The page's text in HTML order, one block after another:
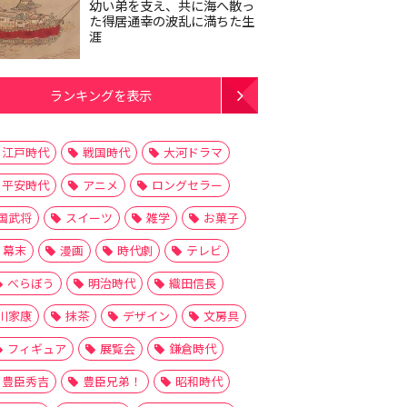
幼い弟を支え、共に海へ散っ
た得居通幸の波乱に満ちた生
涯
ランキングを表示
江戸時代 戦国時代
大河ドラマ
平安時代
アニメ
ロングセラー
武将
スイーツ 雑学
お菓子
幕末
漫画 時代劇
テレビ
べらぼう
明治時代
織田信長
家康
抹茶 デザイン
文房具
フィギュア
展覧会
鎌倉時代
豊臣秀吉
豊臣兄弟！
昭和時代